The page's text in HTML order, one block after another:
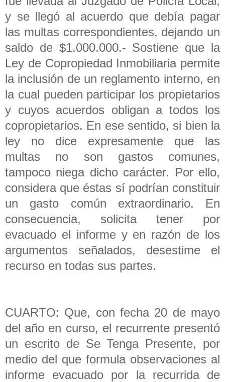
y se llegó al acuerdo que debía pagar
las multas correspondientes, dejando un
saldo de $1.000.000.- Sostiene que la
Ley de Copropiedad Inmobiliaria permite
la inclusión de un reglamento interno, en
la cual pueden participar los propietarios
y cuyos acuerdos obligan a todos los
copropietarios. En ese sentido, si bien la
ley no dice expresamente que las
multas no son gastos comunes,
tampoco niega dicho carácter. Por ello,
considera que éstas sí podrían constituir
un gasto común extraordinario. En
consecuencia, solicita tener por
evacuado el informe y en razón de los
argumentos señalados, desestime el
recurso en todas sus partes.
CUARTO: Que, con fecha 20 de mayo
del año en curso, el recurrente presentó
un escrito de Se Tenga Presente, por
medio del que formula observaciones al
informe evacuado por la recurrida de